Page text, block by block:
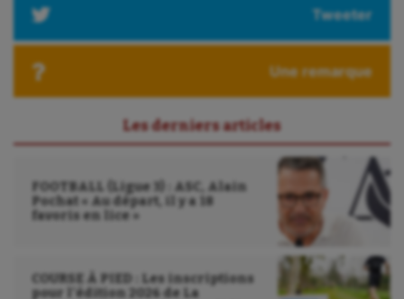
Tweeter
Une remarque
Les derniers articles
FOOTBALL (Ligue 3) : ASC, Alain
Pochat « Au départ, il y a 18
favoris en lice »
COURSE À PIED : Les inscriptions
pour l’édition 2026 de La